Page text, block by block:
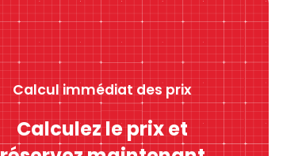
Calcul immédiat des prix
Calculez le prix et